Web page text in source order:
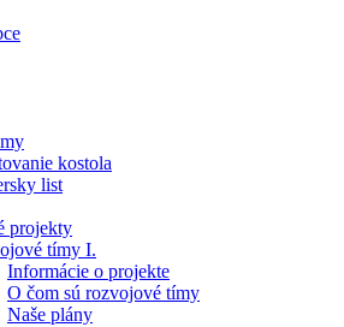
kostola
list
projekty
tímy I.
Informácie o projekte
O čom sú rozvojové tímy
Naše plány